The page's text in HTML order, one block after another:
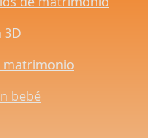
3D
matrimonio
bebé